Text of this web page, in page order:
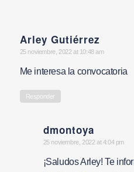
Arley Gutiérrez
says:
25 noviembre, 2022 at 10:48 am
Me interesa la convocatoria
Responder
dmontoya
says:
25 noviembre, 2022 at 4:04 pm
¡Saludos Arley! Te